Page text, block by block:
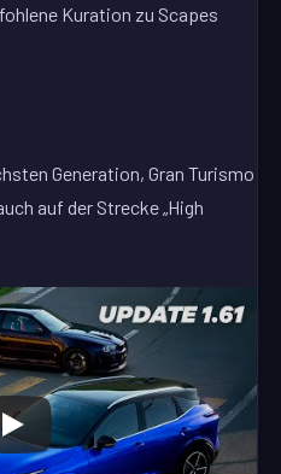
Kuration zu Scapes
Generation, Gran Turismo
auf der Strecke „High